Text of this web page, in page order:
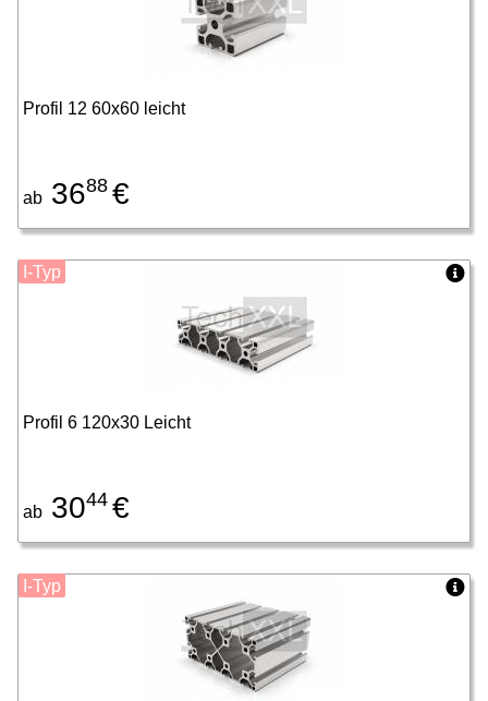
Profil 12 60x60 leicht
ab 3688 €
Profil 6 120x30 Leicht
ab 3044 €
I-Typ
I-Typ